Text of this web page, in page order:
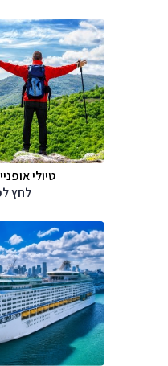
טיולי
לחץ